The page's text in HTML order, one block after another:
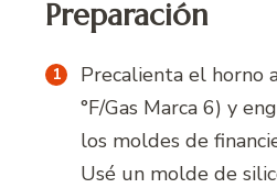
Preparación
Precalienta el horno
°F/Gas Marca 6) y
los moldes de
Usé un molde de